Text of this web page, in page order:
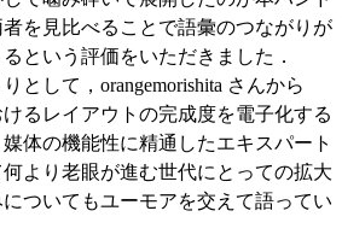
を見比べることで語彙のつながりが
という評価をいただきました．
として，orangemorishita さんから
るレイアウトの完成度を電子化する
体の機能性に精通したエキスパート
より老眼が進む世代にとっての拡大
ついてもユーモアを交えて語ってい